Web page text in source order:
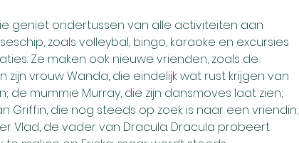
zoals volleybal, bingo, karaoke en excursies
Ze maken ook nieuwe vrienden, zoals de
zijn vrouw Wanda, die eindelijk wat rust krijgen van
de mummie Murray, die zijn dansmoves laat zien;
Griffin, die nog steeds op zoek is naar een vriendin;
Vlad, de vader van Dracula. Dracula probeert